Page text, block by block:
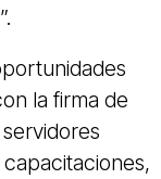
la firma de